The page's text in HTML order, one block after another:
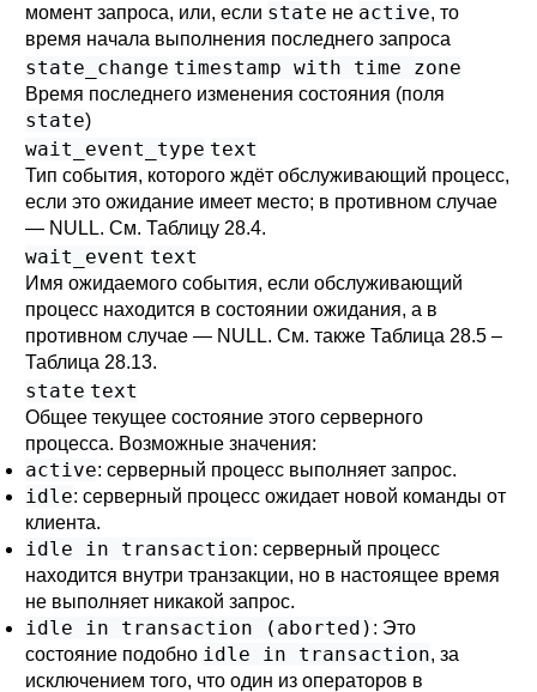
момент запроса, или, если state не active, то
время начала выполнения последнего запроса
state_change timestamp with time zone
Время последнего изменения состояния (поля
state)
wait_event_type text
Тип события, которого ждёт обслуживающий процесс,
если это ожидание имеет место; в противном случае
— NULL. См. Таблицу 28.4.
wait_event text
Имя ожидаемого события, если обслуживающий
процесс находится в состоянии ожидания, а в
противном случае — NULL. См. также Таблица 28.5 –
Таблица 28.13.
state text
Общее текущее состояние этого серверного
процесса. Возможные значения:
active: серверный процесс выполняет запрос.
idle: серверный процесс ожидает новой команды от
клиента.
idle in transaction: серверный процесс
находится внутри транзакции, но в настоящее время
не выполняет никакой запрос.
idle in transaction (aborted) : Это
состояние подобно idle in transaction, за
исключением того, что один из операторов в